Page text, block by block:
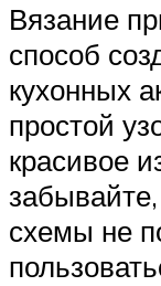
Вязание
способ
кухонных
простой
красивое
схемы не